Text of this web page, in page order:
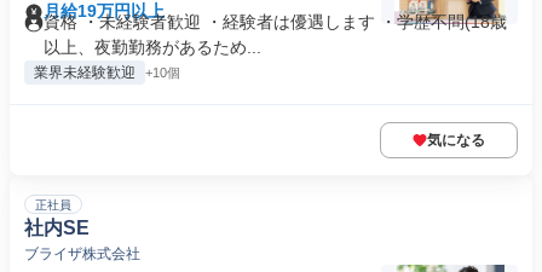
月給19万円以上
資格 ・未経験者歓迎 ・経験者は優遇します ・学歴不問(18歳
以上、夜勤勤務があるため...
業界未経験歓迎 +10個
気になる
正社員
社内SE
ブライザ株式会社